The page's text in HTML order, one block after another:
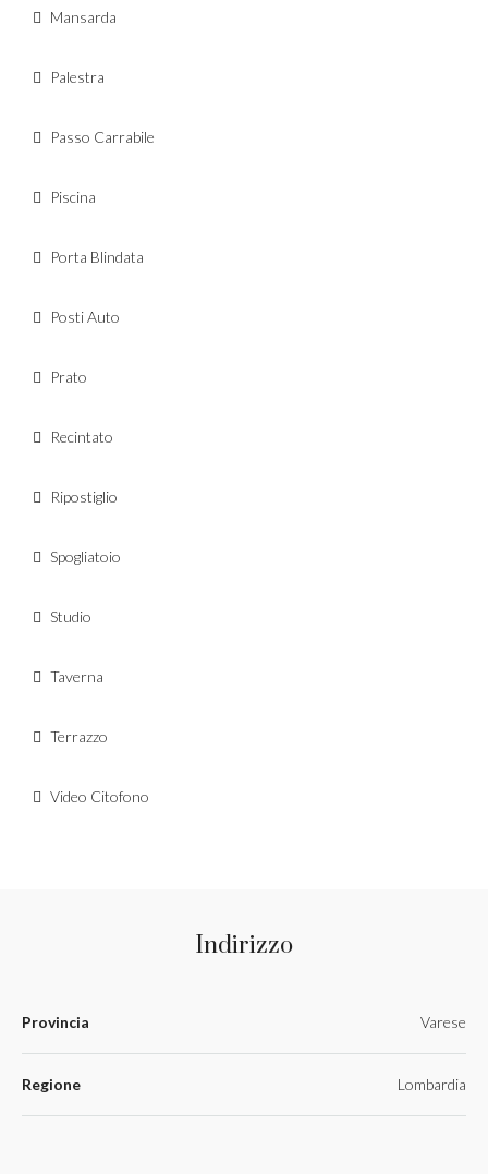
Mansarda
Palestra
Passo Carrabile
Piscina
Porta Blindata
Posti Auto
Prato
Recintato
Ripostiglio
Spogliatoio
Studio
Taverna
Terrazzo
Video Citofono
Indirizzo
Provincia Varese
Regione Lombardia